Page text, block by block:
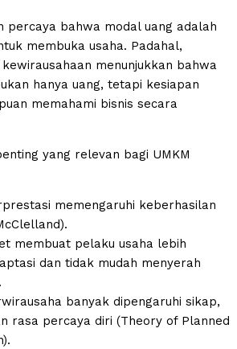
percaya bahwa modal uang adalah
membuka usaha. Padahal,
menunjukkan bahwa
hanya uang, tetapi kesiapan
memahami bisnis secara
yang relevan bagi UMKM
memengaruhi keberhasilan
membuat pelaku usaha lebih
dan tidak mudah menyerah
banyak dipengaruhi sikap,
rasa percaya diri (Theory of Planned